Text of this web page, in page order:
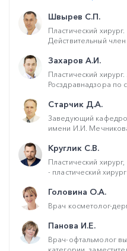
Швырев С.П.
Пластический
Действительный
Захаров А.И.
Пластический
Росздравнадзора по
Старчик Д.А.
Заведующий
имени И.И.
Круглик С.В.
Пластический
- пластический
Головина О.А.
Врач косметолог-
Панова И.Е.
Врач-офтальмолог